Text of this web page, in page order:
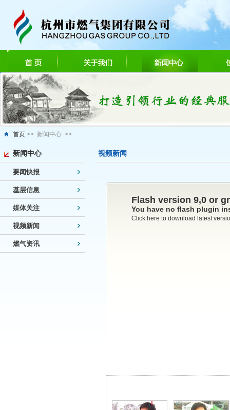
首页 >> 新闻中心 >>
新闻中心
要闻快报
基层信息
媒体关注
视频新闻
燃气资讯
视频新闻
Flash version 9,0 or
You have no flash plugin
Click here to download latest